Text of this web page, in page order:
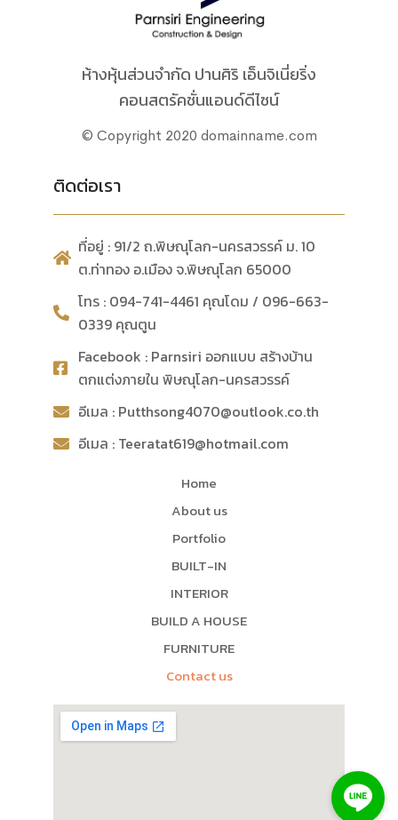
ห้างหุ้นส่วนจำกัด ปานศิริ เอ็นจิเนี่ยริ่ง
คอนสตรัคชั่นแอนด์ดีไซน์
© Copyright 2020 domainname.com
ติดต่อเรา
ที่อยู่ : 91/2 ถ.พิษณุโลก-นครสวรรค์ ม. 10
ต.ท่าทอง อ.เมือง จ.พิษณุโลก 65000
โทร : 094-741-4461 คุณโดม / 096-663-
0339 คุณตูน
Facebook : Parnsiri ออกแบบ สร้างบ้าน
ตกแต่งภายใน พิษณุโลก-นครสวรรค์
อีเมล : Putthsong4070@outlook.co.th
อีเมล : Teeratat619@hotmail.com
Home
About us
Portfolio
BUILT-IN
INTERIOR
BUILD A HOUSE
FURNITURE
Contact us